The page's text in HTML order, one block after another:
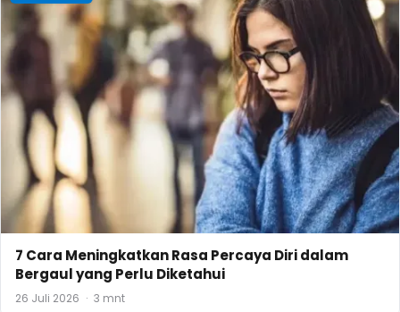
7 Cara Meningkatkan Rasa Percaya Diri dalam
Bergaul yang Perlu Diketahui
26 Juli 2026 · 3 mnt